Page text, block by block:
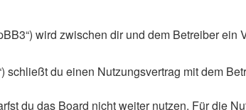
wird zwischen dir und dem Betreiber
schließt du einen Nutzungsvertrag mit dem
du das Board nicht weiter nutzen. Für die